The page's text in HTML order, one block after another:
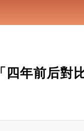
年前后對